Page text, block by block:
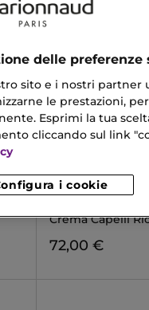
HAIR RITUEL BY
Crema Capelli
72,00 €
delle preferenze
sito e i nostri partner
le prestazioni,
Esprimi la tua
cliccando sul link
i cookie